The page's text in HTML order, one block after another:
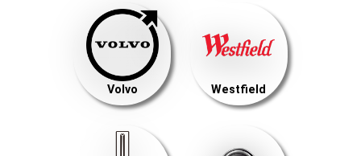
Volvo Westfield